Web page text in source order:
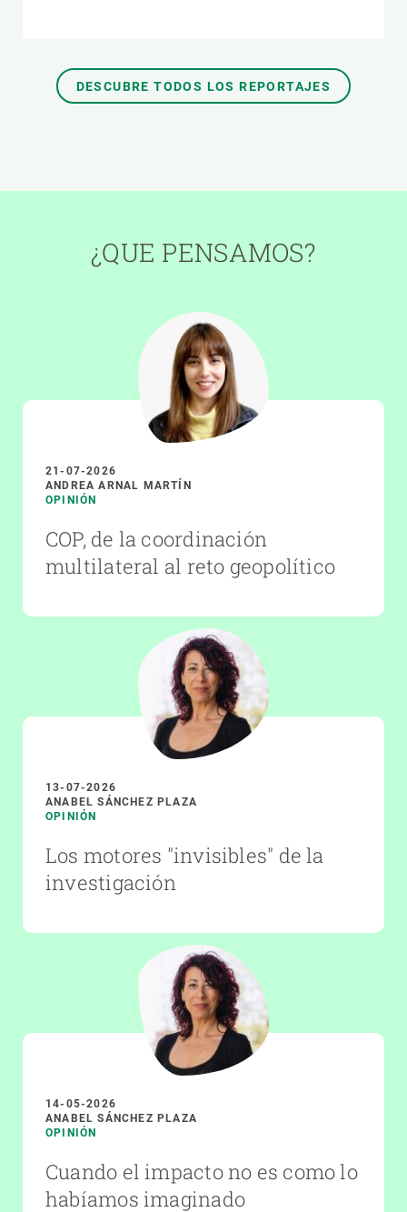
DESCUBRE TODOS LOS REPORTAJES
¿QUE PENSAMOS?
21-07-2026
ANDREA ARNAL MARTÍN
OPINIÓN
COP, de la coordinación
multilateral al reto geopolítico
13-07-2026
ANABEL SÁNCHEZ PLAZA
OPINIÓN
Los motores "invisibles" de la
investigación
14-05-2026
ANABEL SÁNCHEZ PLAZA
OPINIÓN
Cuando el impacto no es como lo
habíamos imaginado